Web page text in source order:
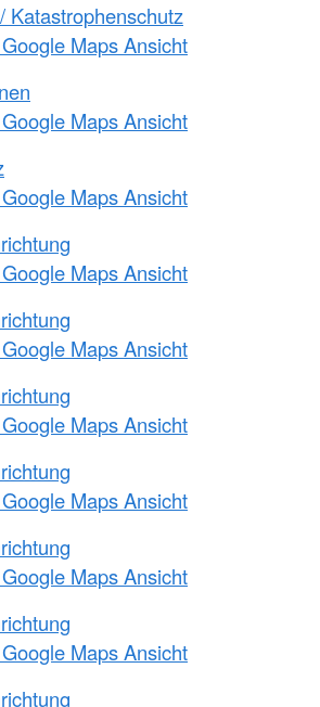
Katastrophenschutz
Maps Ansicht
Maps Ansicht
Maps Ansicht
Maps Ansicht
Maps Ansicht
Maps Ansicht
Maps Ansicht
Maps Ansicht
Maps Ansicht